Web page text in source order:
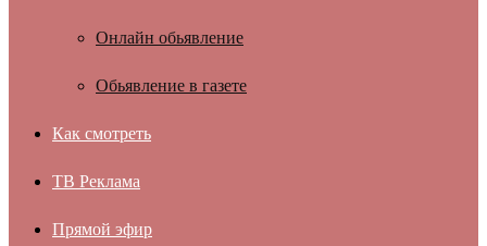
Онлайн обьявление
Обьявление в газете
Как смотреть
ТВ Реклама
Прямой эфир